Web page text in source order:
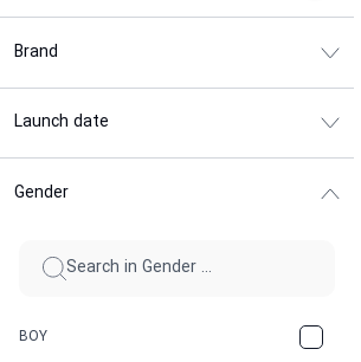
Brand
Launch date
Gender
BOY